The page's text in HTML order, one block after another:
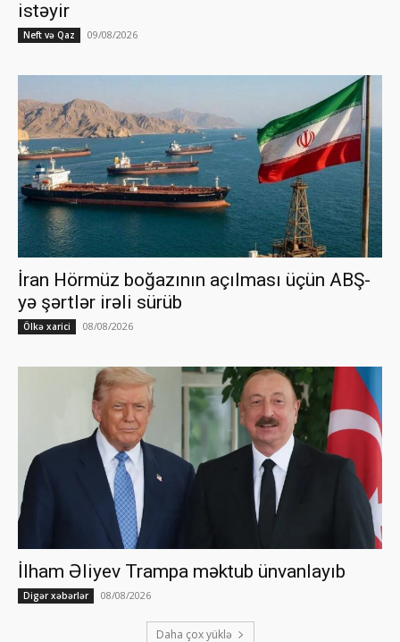
istəyir
Neft və Qaz 09/08/2026
İran Hörmüz boğazının açılması üçün ABŞ-
yə şərtlər irəli sürüb
Ölkə xarici 08/08/2026
İlham Əliyev Trampa məktub ünvanlayıb
Digər xəbərlər 08/08/2026
Daha çox yüklə